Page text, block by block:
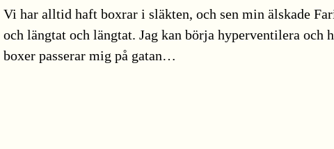
Vi har alltid haft boxrar i släkten, och sen min älskade
och längtat och längtat. Jag kan börja hyperventilera
boxer passerar mig på gatan…